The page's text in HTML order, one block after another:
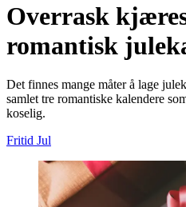
Overrask
romantisk
Det finnes mange måter å lage
samlet tre romantiske kalendere
koselig.
Fritid Jul